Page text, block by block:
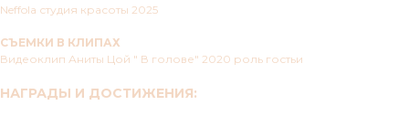
Neffola студия красоты 2025
СЪЕМКИ В КЛИПАХ
Видеоклип Аниты Цой " В голове" 2020 роль гостьи
НАГРАДЫ И ДОСТИЖЕНИЯ: